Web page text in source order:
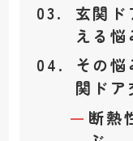
玄関
える悩
その
関ドア
断熱